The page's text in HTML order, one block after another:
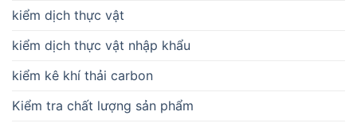
kiểm dịch thực vật
kiểm dịch thực vật nhập khẩu
kiểm kê khí thải carbon
Kiểm tra chất lượng sản phẩm